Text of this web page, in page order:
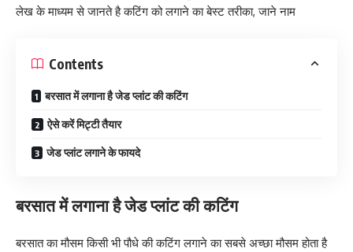
लेख के माध्यम से जानते है कटिंग को लगाने का बेस्ट तरीका, जाने नाम
Contents
बरसात में लगाना है जेड प्लांट की कटिंग
ऐसे करें मिट्टी तैयार
जेड प्लांट लगाने के फायदे
बरसात में लगाना है जेड प्लांट की कटिंग
बरसात का मौसम किसी भी पौधे की कटिंग लगाने का सबसे अच्छा मौसम होता है